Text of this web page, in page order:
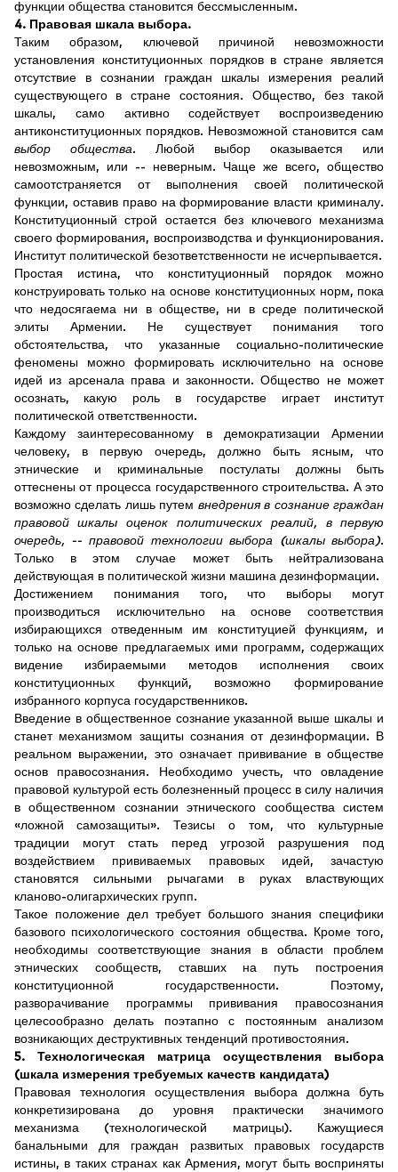
функции общества становится бессмысленным.
4. Правовая шкала выбора.
Таким образом, ключевой причиной невозможности
установления конституционных порядков в стране является
отсутствие в сознании граждан шкалы измерения реалий
существующего в стране состояния. Общество, без такой
шкалы, само активно содействует воспроизведению
антиконституционных порядков. Невозможной становится сам
выбор общества. Любой выбор оказывается или
невозможным, или -- неверным. Чаще же всего, общество
самоотстраняется от выполнения своей политической
функции, оставив право на формирование власти криминалу.
Конституционный строй остается без ключевого механизма
своего формирования, воспроизводства и функционирования.
Институт политической безответственности не исчерпывается.
Простая истина, что конституционный порядок можно
конструировать только на основе конституционных норм, пока
что недосягаема ни в обществе, ни в среде политической
элиты Армении. Не существует понимания того
обстоятельства, что указанные социально-политические
феномены можно формировать исключительно на основе
идей из арсенала права и законности. Общество не может
осознать, какую роль в государстве играет институт
политической ответственности.
Каждому заинтересованному в демократизации Армении
человеку, в первую очередь, должно быть ясным, что
этнические и криминальные постулаты должны быть
оттеснены от процесса государственного строительства. А это
возможно сделать лишь путем внедрения в сознание граждан
правовой шкалы оценок политических реалий, в первую
очередь, -- правовой технологии выбора (шкалы выбора).
Только в этом случае может быть нейтрализована
действующая в политической жизни машина дезинформации.
Достижением понимания того, что выборы могут
производиться исключительно на основе соответствия
избирающихся отведенным им конституцией функциям, и
только на основе предлагаемых ими программ, содержащих
видение избираемыми методов исполнения своих
конституционных функций, возможно формирование
избранного корпуса государственников.
Введение в общественное сознание указанной выше шкалы и
станет механизмом защиты сознания от дезинформации. В
реальном выражении, это означает прививание в обществе
основ правосознания. Необходимо учесть, что овладение
правовой культурой есть болезненный процесс в силу наличия
в общественном сознании этнического сообщества систем
«ложной самозащиты». Тезисы о том, что культурные
традиции могут стать перед угрозой разрушения под
воздействием прививаемых правовых идей, зачастую
становятся сильными рычагами в руках властвующих
кланово-олигархических групп.
Такое положение дел требует большого знания специфики
базового психологического состояния общества. Кроме того,
необходимы соответствующие знания в области проблем
этнических сообществ, ставших на путь построения
конституционной государственности. Поэтому,
разворачивание программы прививания правосознания
целесообразно делать поэтапно с постоянным анализом
возникающих деструктивных тенденций противостояния.
5. Технологическая матрица осуществления выбора
(шкала измерения требуемых качеств кандидата)
Правовая технология осуществления выбора должна буть
конкретизирована до уровня практически значимого
механизма (технологической матрицы). Кажущиеся
банальными для граждан развитых правовых государств
истины, в таких странах как Армения, могут быть восприняты